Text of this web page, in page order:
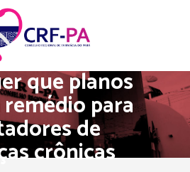
que planos
para
de
crônicas